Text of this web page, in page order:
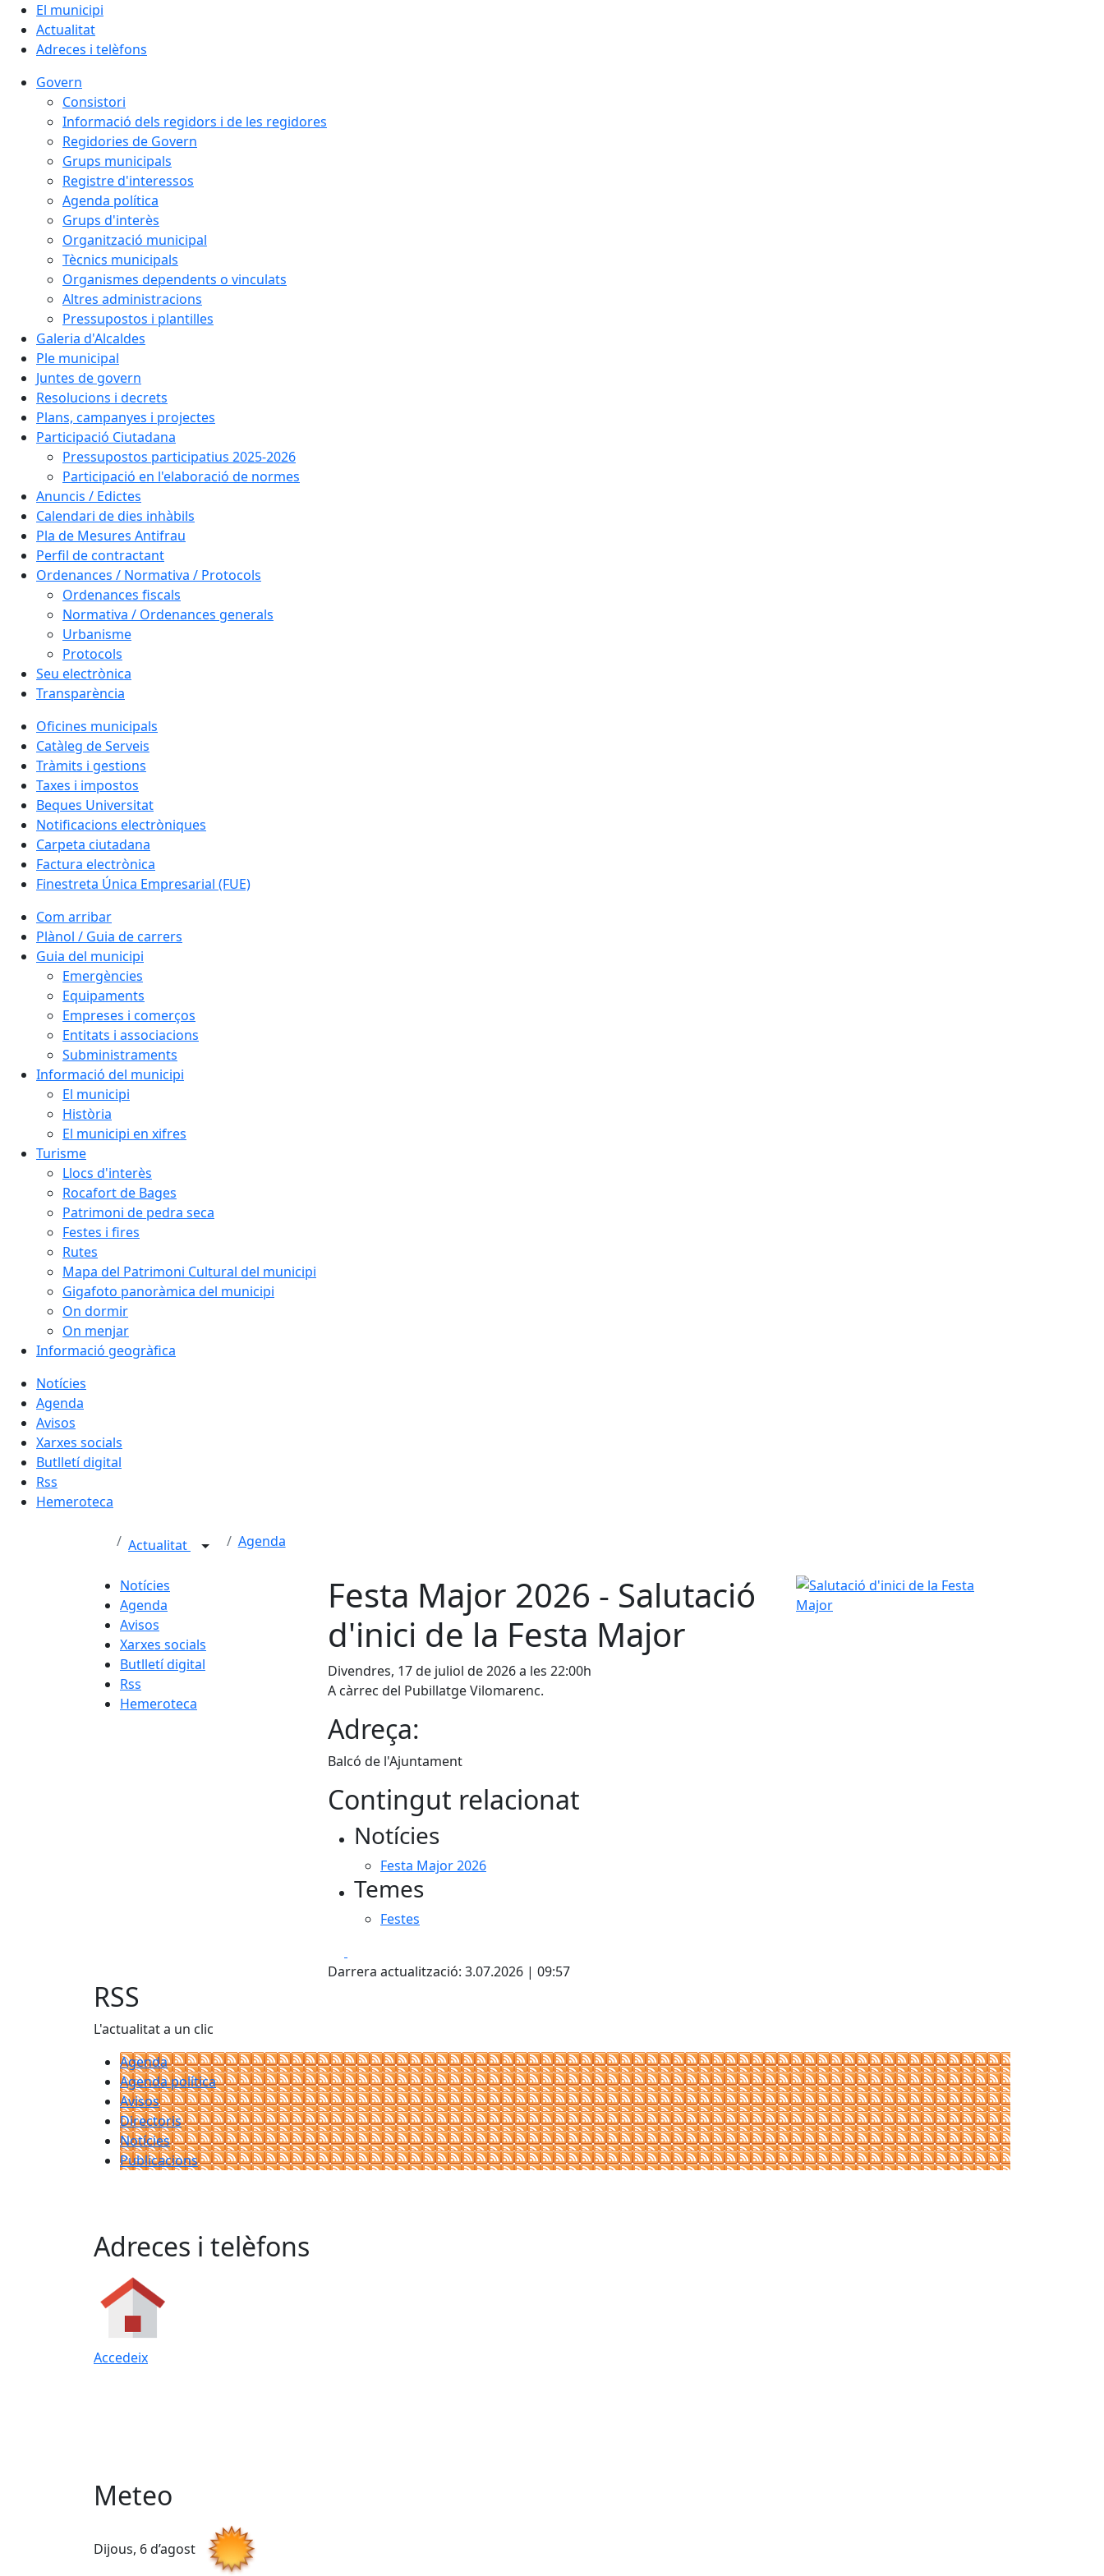
El municipi
Actualitat
Adreces i telèfons
Govern
Consistori
Informació dels regidors i de les regidores
Regidories de Govern
Grups municipals
Registre d'interessos
Agenda política
Grups d'interès
Organització municipal
Tècnics municipals
Organismes dependents o vinculats
Altres administracions
Pressupostos i plantilles
Galeria d'Alcaldes
Ple municipal
Juntes de govern
Resolucions i decrets
Plans, campanyes i projectes
Participació Ciutadana
Pressupostos participatius 2025-2026
Participació en l'elaboració de normes
Anuncis / Edictes
Calendari de dies inhàbils
Pla de Mesures Antifrau
Perfil de contractant
Ordenances / Normativa / Protocols
Ordenances fiscals
Normativa / Ordenances generals
Urbanisme
Protocols
Seu electrònica
Transparència
Oficines municipals
Catàleg de Serveis
Tràmits i gestions
Taxes i impostos
Beques Universitat
Notificacions electròniques
Carpeta ciutadana
Factura electrònica
Finestreta Única Empresarial (FUE)
Com arribar
Plànol / Guia de carrers
Guia del municipi
Emergències
Equipaments
Empreses i comerços
Entitats i associacions
Subministraments
Informació del municipi
El municipi
Història
El municipi en xifres
Turisme
Llocs d'interès
Rocafort de Bages
Patrimoni de pedra seca
Festes i fires
Rutes
Mapa del Patrimoni Cultural del municipi
Gigafoto panoràmica del municipi
On dormir
On menjar
Informació geogràfica
Notícies
Agenda
Avisos
Xarxes socials
Butlletí digital
Rss
Hemeroteca
Actualitat Agenda
Notícies
Agenda
Avisos
Xarxes socials
Butlletí digital
Rss
Hemeroteca
Festa Major 2026 - Salutació
d'inici de la Festa Major
Divendres, 17 de juliol de 2026 a les 22:00h
A càrrec del Pubillatge Vilomarenc.
Adreça:
Balcó de l'Ajuntament
Contingut relacionat
Notícies
Festa Major 2026
Temes
Festes
Darrera actualització: 3.07.2026 | 09:57
Salutació d'inici de la Festa Major
RSS
L'actualitat a un clic
Agenda
Agenda política
Avisos
Directoris
Notícies
Publicacions
Adreces i telèfons
Accedeix
Meteo
Dijous, 6 d’agost